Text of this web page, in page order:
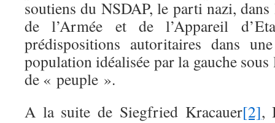
soutiens du NSDAP, le parti nazi,
de l’Armée et de l’Appareil
prédispositions autoritaires dans
population idéalisée par la gauche
de « peuple ».
A la suite de Siegfried Kracauer[2],